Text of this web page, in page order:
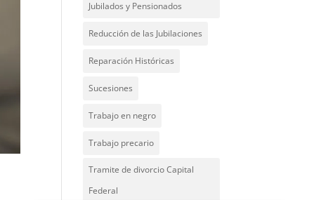
Jubilados y Pensionados
Reducción de las Jubilaciones
Reparación Históricas
Sucesiones
Trabajo en negro
Trabajo precario
Tramite de divorcio Capital
Federal